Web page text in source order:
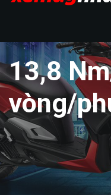
13,8
vòng/